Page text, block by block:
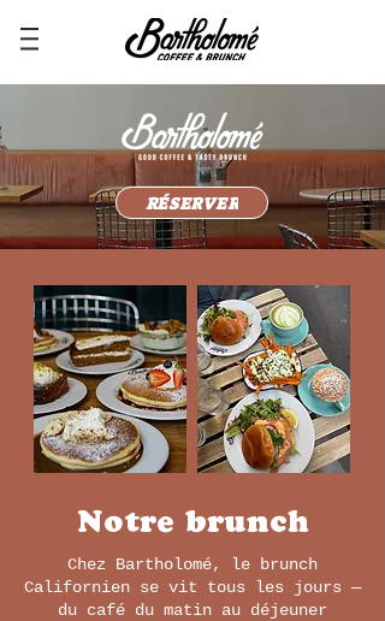
RÉSERVER
Notre brunch
Chez Bartholomé, le brunch
Californien se vit tous les jours —
du café du matin au déjeuner